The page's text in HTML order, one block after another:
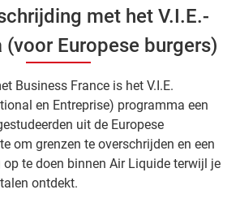
met het V.I.E.-
Europese burgers)
Business France is het V.I.E.
en Entreprise) programma een
uit de Europese
om grenzen te overschrijden en een
op te doen binnen Air Liquide terwijl je
ontdekt.